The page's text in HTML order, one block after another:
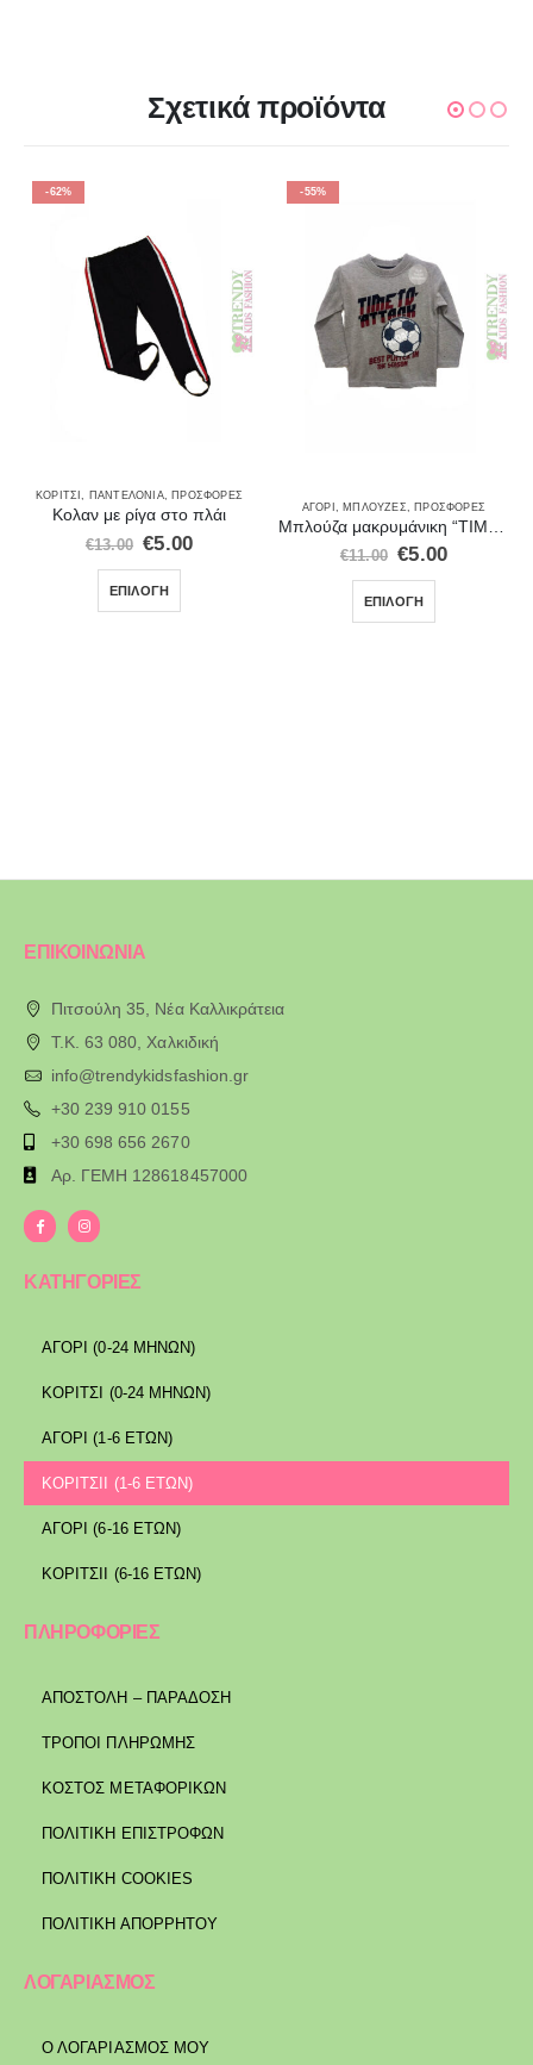
Σχετικά προϊόντα
,ΣΕΤ ΡΟΎΧΑ
-62%
ΚΟΡΊΤΣΙ, ΠΑΝΤΕΛΌΝΙΑ, ΠΡΟΣΦΟΡΈΣ
Κολαν με ρίγα στο πλάι
€13.00 €5.00
ΕΠΙΛΟΓΉ
-55%
ΑΓΌΡΙ ΜΠΛΟΎΖΕΣ ΠΡΟΣΦΟΡΈΣ
€11.00 €5.00
ΕΠΙΛΟΓΉ
ΕΠΙΚΟΙΝΩΝΙΑ
Πιτσούλη 35, Νέα Καλλικράτεια
T.K. 63 080, Χαλκιδική
info@trendykidsfashion.gr
+30 239 910 0155
+30 698 656 2670
Αρ. ΓΕΜΗ 128618457000
ΚΑΤΗΓΟΡΙΕΣ
ΑΓΟΡΙ (0-24 ΜΗΝΩΝ)
ΚΟΡΙΤΣΙ (0-24 ΜΗΝΩΝ)
ΑΓΟΡΙ (1-6 ΕΤΩΝ)
ΚΟΡΙΤΣΙΙ (1-6 ΕΤΩΝ)
ΑΓΟΡΙ (6-16 ΕΤΩΝ)
ΚΟΡΙΤΣΙΙ (6-16 ΕΤΩΝ)
ΠΛΗΡΟΦΟΡΙΕΣ
ΑΠΟΣΤΟΛΉ – ΠΑΡΆΔΟΣΗ
ΤΡΌΠΟΙ ΠΛΗΡΩΜΉΣ
ΚΌΣΤΟΣ ΜΕΤΑΦΟΡΙΚΏΝ
ΠΟΛΙΤΙΚΉ ΕΠΙΣΤΡΟΦΏΝ
ΠΟΛΙΤΙΚΉ COOKIES
ΠΟΛΙΤΙΚΉ ΑΠΟΡΡΉΤΟΥ
ΛΟΓΑΡΙΑΣΜΟΣ
Ο ΛΟΓΑΡΙΑΣΜΟΣ ΜΟΥ